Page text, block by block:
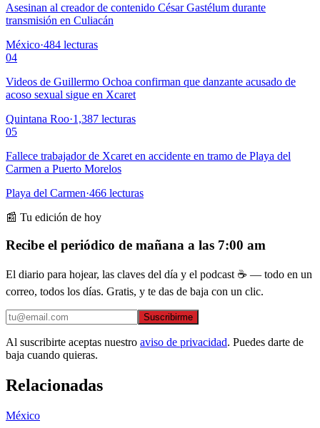
Asesinan al creador de contenido César Gastélum durante
transmisión en Culiacán
México·484 lecturas
04
Videos de Guillermo Ochoa confirman que danzante acusado de
acoso sexual sigue en Xcaret
Quintana Roo·1,387 lecturas
05
Fallece trabajador de Xcaret en accidente en tramo de Playa del
Carmen a Puerto Morelos
Playa del Carmen·466 lecturas
📰 Tu edición de hoy
Recibe el periódico de mañana a las 7:00 am
El diario para hojear, las claves del día y el podcast ☕ — todo en un
correo, todos los días. Gratis, y te das de baja con un clic.
Suscribirme
Al suscribirte aceptas nuestro aviso de privacidad. Puedes darte de
baja cuando quieras.
Relacionadas
México